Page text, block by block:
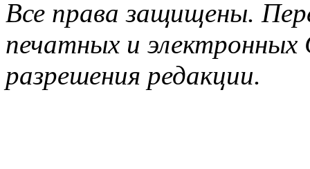
Все права защищены.
печатных и
разрешения редакции.